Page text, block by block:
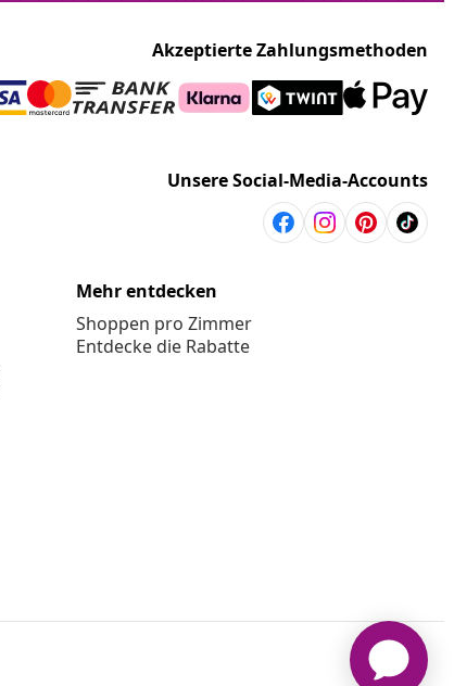
Akzeptierte Zahlungsmethoden
Unsere Social-Media-Accounts
Mehr entdecken
Shoppen pro Zimmer
Entdecke die Rabatte